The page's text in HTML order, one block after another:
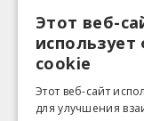
Этот веб-
cookie
Этот веб-сайт
для улучшения